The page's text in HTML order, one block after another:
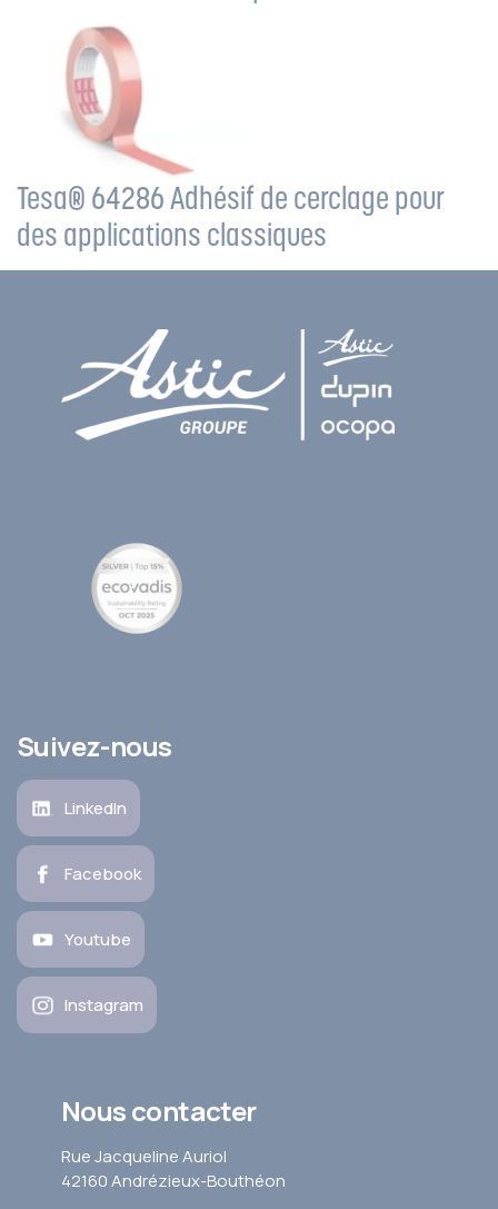
Tesa® 64286 Adhésif de cerclage pour
des applications classiques
Suivez-nous
LinkedIn
Facebook
Youtube
Instagram
Nous contacter
Rue Jacqueline Auriol
42160 Andrézieux-Bouthéon